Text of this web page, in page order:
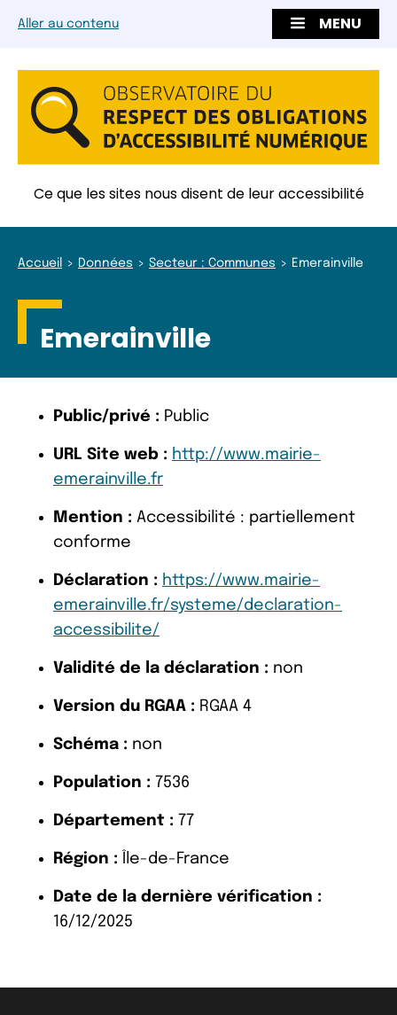
Aller au contenu MENU
Ce que les sites nous disent de leur accessibilité
Accueil Données Secteur : Communes Emerainville
Emerainville
Public/privé : Public
URL Site web : http://www.mairie-
emerainville.fr
Mention : Accessibilité : partiellement
conforme
Déclaration : https://www.mairie-
emerainville.fr/systeme/declaration-
accessibilite/
Validité de la déclaration : non
Version du RGAA : RGAA 4
Schéma : non
Population : 7536
Département : 77
Région : Île-de-France
Date de la dernière vérification :
16/12/2025